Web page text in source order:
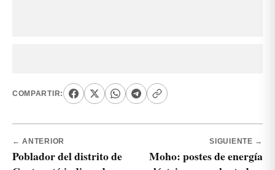
COMPARTIR:
← ANTERIOR
Poblador del distrito de
SIGUIENTE →
Moho: postes de energía